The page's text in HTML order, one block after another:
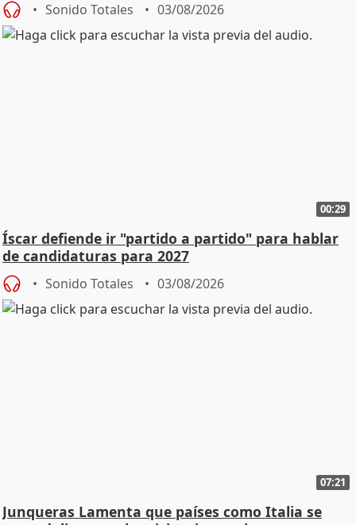
Sonido Totales 03/08/2026
00:29
Íscar defiende ir "partido a partido" para hablar
de candidaturas para 2027
Sonido Totales 03/08/2026
07:21
Junqueras Lamenta que países como Italia se